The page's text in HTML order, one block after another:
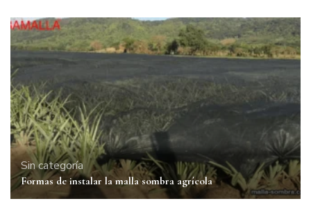
Sin categoría
Formas de instalar la malla sombra agrícola